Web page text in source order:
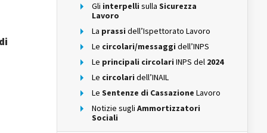
Gli interpelli sulla Sicurezza
Lavoro
La prassi dell’Ispettorato Lavoro
Le circolari/messaggi dell’INPS
Le principali circolari INPS del 2024
Le circolari dell’INAIL
Le Sentenze di Cassazione Lavoro
Notizie sugli Ammortizzatori
Sociali